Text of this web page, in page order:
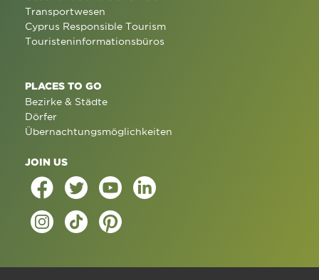
Transportwesen
Cyprus Responsible Tourism
Touristeninformationsbüros
PLACES TO GO
Bezirke & Städte
Dörfer
Übernachtungsmöglichkeiten
JOIN US